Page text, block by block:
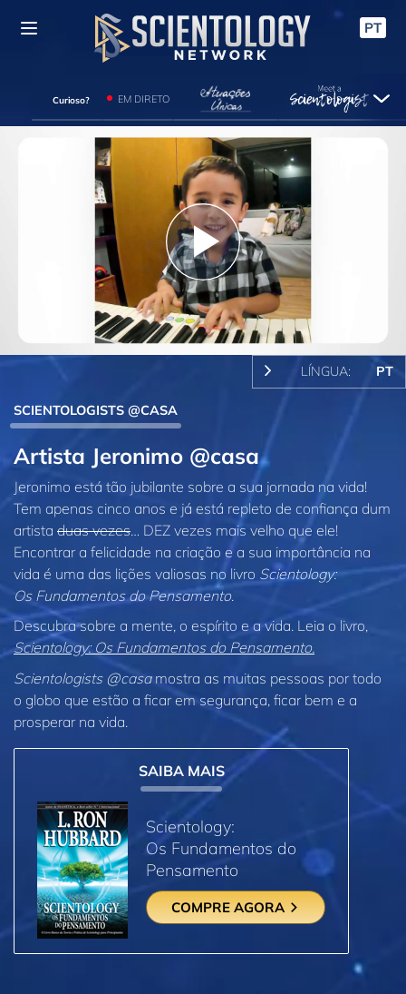
PT
Curioso? EM DIRETO
Play
Video
LÍNGUA: PT
SCIENTOLOGISTS @CASA
Artista Jeronimo @casa
Jeronimo está tão jubilante sobre a sua jornada na vida!
Tem apenas cinco anos e já está repleto de confiança dum
artista duas vezes … DEZ vezes mais velho que ele!
Encontrar a felicidade na criação e a sua importância na
vida é uma das lições valiosas no livro Scientology:
Os Fundamentos do Pensamento.
Descubra sobre a mente, o espírito e a vida. Leia o livro,
Scientology: Os Fundamentos do Pensamento.
Scientologists @casamostra as muitas pessoas por todo
o globo que estão a ficar em segurança, ficar bem e a
prosperar na vida.
SAIBA MAIS
Scientology:
Os Fundamentos do
Pensamento
COMPRE AGORA